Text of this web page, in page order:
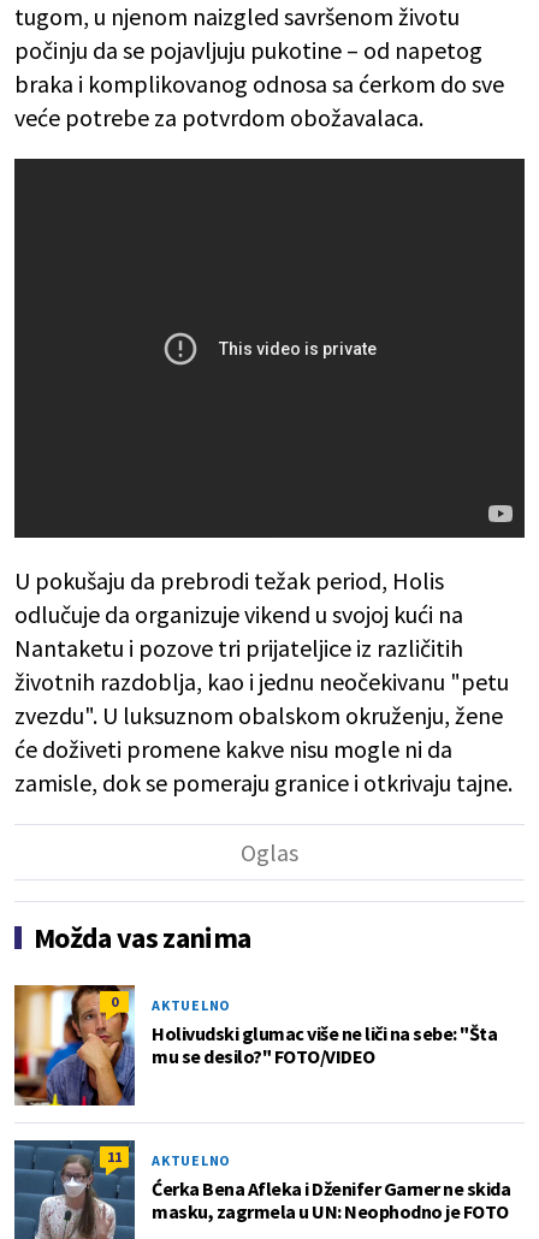
tugom, u njenom naizgled savršenom životu
počinju da se pojavljuju pukotine – od napetog
braka i komplikovanog odnosa sa ćerkom do sve
veće potrebe za potvrdom obožavalaca.
U pokušaju da prebrodi težak period, Holis
odlučuje da organizuje vikend u svojoj kući na
Nantaketu i pozove tri prijateljice iz različitih
životnih razdoblja, kao i jednu neočekivanu "petu
zvezdu". U luksuznom obalskom okruženju, žene
će doživeti promene kakve nisu mogle ni da
zamisle, dok se pomeraju granice i otkrivaju tajne.
Možda vas zanima
0 AKTUELNO
Holivudski glumac više ne liči na sebe: "Šta
mu se desilo?" FOTO/VIDEO
11 AKTUELNO
Ćerka Bena Afleka i Dženifer Garner ne skida
masku, zagrmela u UN: Neophodno je FOTO